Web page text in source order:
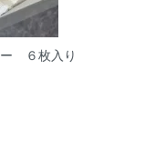
ー ６枚入り